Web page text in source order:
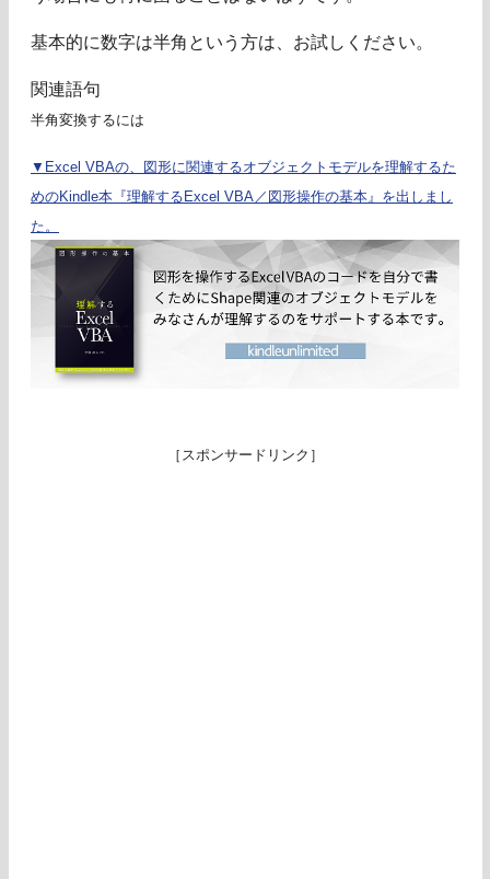
基本的に数字は半角という方は、お試しください。
関連語句
半角変換するには
▼Excel VBAの、図形に関連するオブジェクトモデルを理解するた
めのKindle本『理解するExcel VBA／図形操作の基本』を出しまし
た。
［スポンサードリンク］